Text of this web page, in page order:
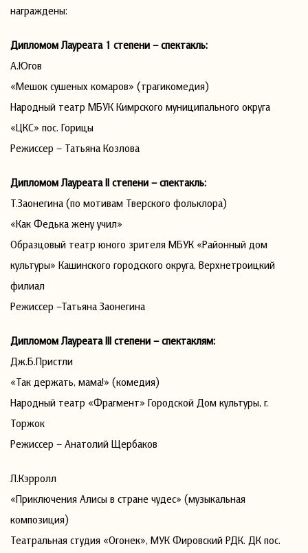
награждены:
Дипломом Лауреата 1 степени – спектакль:
А.Югов
«Мешок сушеных комаров» (трагикомедия)
Народный театр МБУК Кимрского муниципального округа
«ЦКС» пос. Горицы
Режиссер – Татьяна Козлова
Дипломом Лауреата II степени – спектакль:
Т.Заонегина (по мотивам Тверского фольклора)
«Как Федька жену учил»
Образцовый театр юного зрителя МБУК «Районный дом
культуры» Кашинского городского округа, Верхнетроицкий
филиал
Режиссер –Татьяна Заонегина
Дипломом Лауреата III степени – спектаклям:
Дж.Б.Пристли
«Так держать, мама!» (комедия)
Народный театр «Фрагмент» Городской Дом культуры, г.
Торжок
Режиссер – Анатолий Щербаков
Л.Кэрролл
«Приключения Алисы в стране чудес» (музыкальная
композиция)
Театральная студия «Огонек», МУК Фировский РДК. ДК пос.